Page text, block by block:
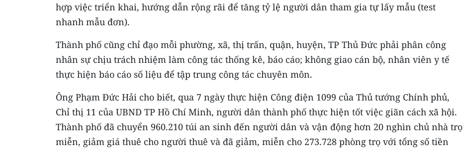
hợp việc triển khai, hướng dẫn rộng rãi để tăng tỷ lệ người dân tham gia tự lấy mẫu (test
nhanh mẫu đơn).
Thành phố cũng chỉ đạo mỗi phường, xã, thị trấn, quận, huyện, TP Thủ Đức phải phân công
nhân sự chịu trách nhiệm làm công tác thống kê, báo cáo; không giao cán bộ, nhân viên y tế
thực hiện báo cáo số liệu để tập trung công tác chuyên môn.
Ông Phạm Đức Hải cho biết, qua 7 ngày thực hiện Công điện 1099 của Thủ tướng Chính phủ,
Chỉ thị 11 của UBND TP Hồ Chí Minh, người dân thành phố thực hiện tốt việc giãn cách xã hội.
Thành phố đã chuyển 960.210 túi an sinh đến người dân và vận động hơn 20 nghìn chủ nhà trọ
miễn, giảm giá thuê cho người thuê và đã giảm, miễn cho 273.728 phòng trọ với tổng số tiền